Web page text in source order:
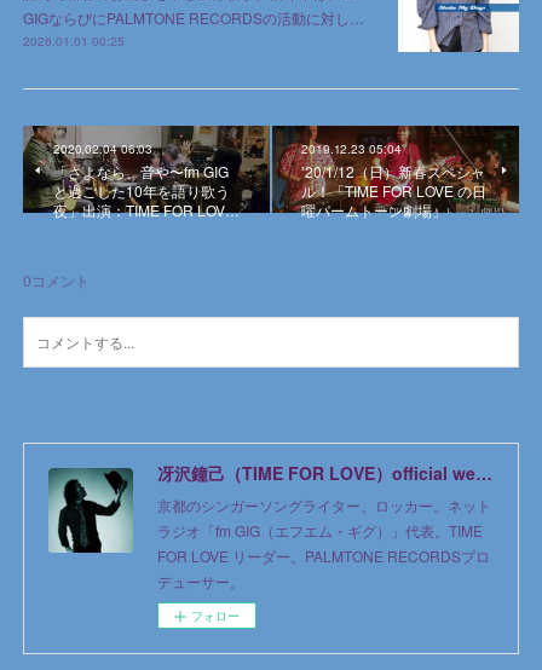
GIGならびにPALMTONE RECORDSの活動に対し…
2026.01.01 00:25
2020.02.04 06:03
「さよなら、音や〜fm GIG
と過ごした10年を語り歌う
夜」出演：TIME FOR LOV…
2019.12.23 05:04
’20/1/12（日）新春スペシャ
ル！「TIME FOR LOVE の日
曜パームトーン劇場」
0コメント
冴沢鐘己（TIME FOR LOVE）official web site
京都のシンガーソングライター、ロッカー。ネット
ラジオ「fm GIG（エフエム・ギグ）」代表。TIME
FOR LOVE リーダー。PALMTONE RECORDSプロ
デューサー。
フォロー